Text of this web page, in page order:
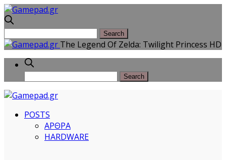
The Legend Of Zelda: Twilight Princess HD
POSTS
ΑΡΘΡΑ
HARDWARE